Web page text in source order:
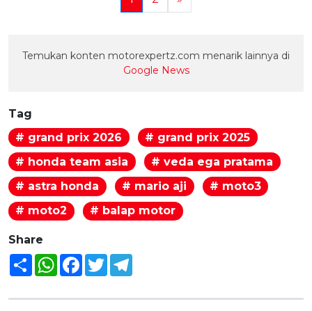
Temukan konten motorexpertz.com menarik lainnya di
Google News
Tag
# grand prix 2026
# grand prix 2025
# honda team asia
# veda ega pratama
# astra honda
# mario aji
# moto3
# moto2
# balap motor
Share
Share WhatsAppFacebook
Twitter